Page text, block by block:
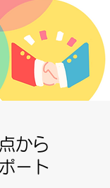
から
ート